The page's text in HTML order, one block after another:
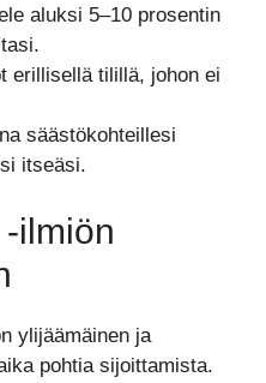
aluksi 5–10 prosentin
erillisellä tilillä, johon ei
säästökohteillesi
itseäsi.
ilmiön
ylijäämäinen ja
pohtia sijoittamista.